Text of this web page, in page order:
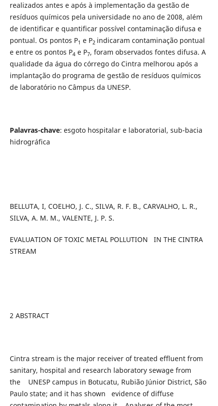
realizados antes e após à implementação da gestão de
resíduos químicos pela universidade no ano de 2008, além
de identificar e quantificar possível contaminação difusa e
pontual. Os pontos P1 e P2 indicaram contaminação pontual
e entre os pontos P4 e P7, foram observados fontes difusa. A
qualidade da água do córrego do Cintra melhorou após a
implantação do programa de gestão de resíduos químicos
de laboratório no Câmpus da UNESP.
Palavras-chave: esgoto hospitalar e laboratorial, sub-bacia
hidrográfica
BELLUTA, I, COELHO, J. C., SILVA, R. F. B., CARVALHO, L. R.,
SILVA, A. M. M., VALENTE, J. P. S.
EVALUATION OF TOXIC METAL POLLUTION IN THE CINTRA
STREAM
2 ABSTRACT
Cintra stream is the major receiver of treated effluent from
sanitary, hospital and research laboratory sewage from
the UNESP campus in Botucatu, Rubião Júnior District, São
Paulo state; and it has shown evidence of diffuse